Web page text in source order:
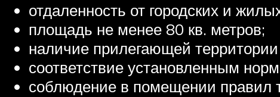
отдаленность от городских и
площадь не менее 80 кв. метров;
наличие прилегающей
соответствие установленным
соблюдение в помещении правил